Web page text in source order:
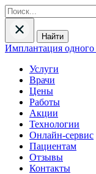
Найти
Имплантация одного
Услуги
Врачи
Цены
Работы
Акции
Технологии
Онлайн-сервис
Пациентам
Отзывы
Контакты